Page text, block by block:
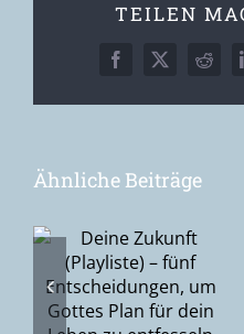
TEILEN
Facebook
X
Ähnliche Beiträge
Empty – aus
der Leere in
die Fülle